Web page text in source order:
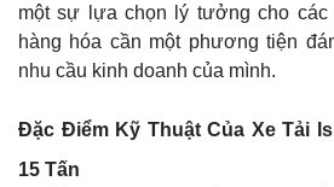
một sự lựa chọn lý tưởng cho các
hàng hóa cần một phương tiện
nhu cầu kinh doanh của mình.
Đặc Điểm Kỹ Thuật Của Xe Tải
15 Tấn